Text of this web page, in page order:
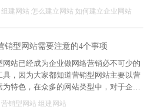
通渠道，大大提升了企业的形象。因此，
业组建网站有哪些方式?以下小编为大家
种最常见的网站建设方式，希望能帮助到
组建网站 怎么建立网站 如何建立企业网站
销型网站需要注意的4个事项
网站已经成为企业做网络营销必不可少的
具，因为大家都知道营销型网站主要以营
为特色，在众多的网站类型中，对于企业
推广营销帮助是非常大的，所以越来越多
营销型网站 组建网站